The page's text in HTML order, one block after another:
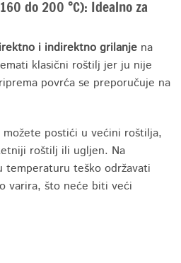
do 200 °C): Idealno za
i indirektno grilanje na
klasični roštilj jer ju nije
povrća se preporučuje na
možete postići u većini roštilja,
roštilj ili ugljen. Na
teško održavati
varira, što neće biti veći